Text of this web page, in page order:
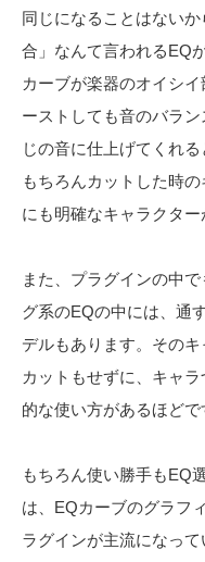
同じになることはない
合」なんて言われるEQ
カーブが楽器のオイシ
ーストしても音のバラ
じの音に仕上げてくれ
もちろんカットした時
にも明確なキャラクター
また、プラグインの中
グ系のEQの中には、通
デルもあります。その
カットもせずに、キャ
的な使い方があるほどで
もちろん使い勝手もEQ
は、EQカーブのグラフ
ラグインが主流になっ